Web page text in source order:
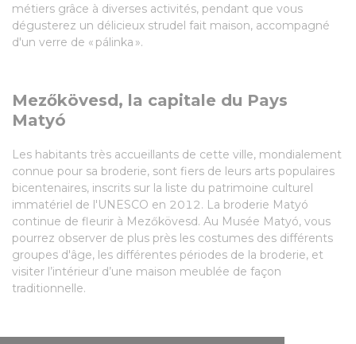
métiers grâce à diverses activités, pendant que vous
dégusterez un délicieux strudel fait maison, accompagné
d'un verre de « pálinka ».
Mezőkövesd, la capitale du Pays
Matyó
Les habitants très accueillants de cette ville, mondialement
connue pour sa broderie, sont fiers de leurs arts populaires
bicentenaires, inscrits sur la liste du patrimoine culturel
immatériel de l'UNESCO en 2012. La broderie Matyó
continue de fleurir à Mezőkövesd. Au Musée Matyó, vous
pourrez observer de plus près les costumes des différents
groupes d'âge, les différentes périodes de la broderie, et
visiter l’intérieur d’une maison meublée de façon
traditionnelle.